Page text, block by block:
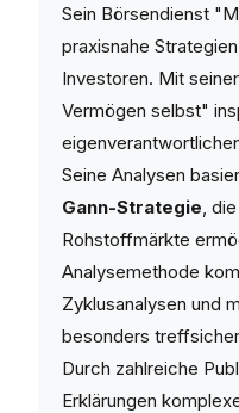
Sein Börsendienst
praxisnahe
Investoren. Mit
Vermögen selbst"
Seine Analysen
Gann-Strategie,
Rohstoffmärkte
Analysemethode
Zyklusanalysen und
besonders
Durch zahlreiche
Erklärungen